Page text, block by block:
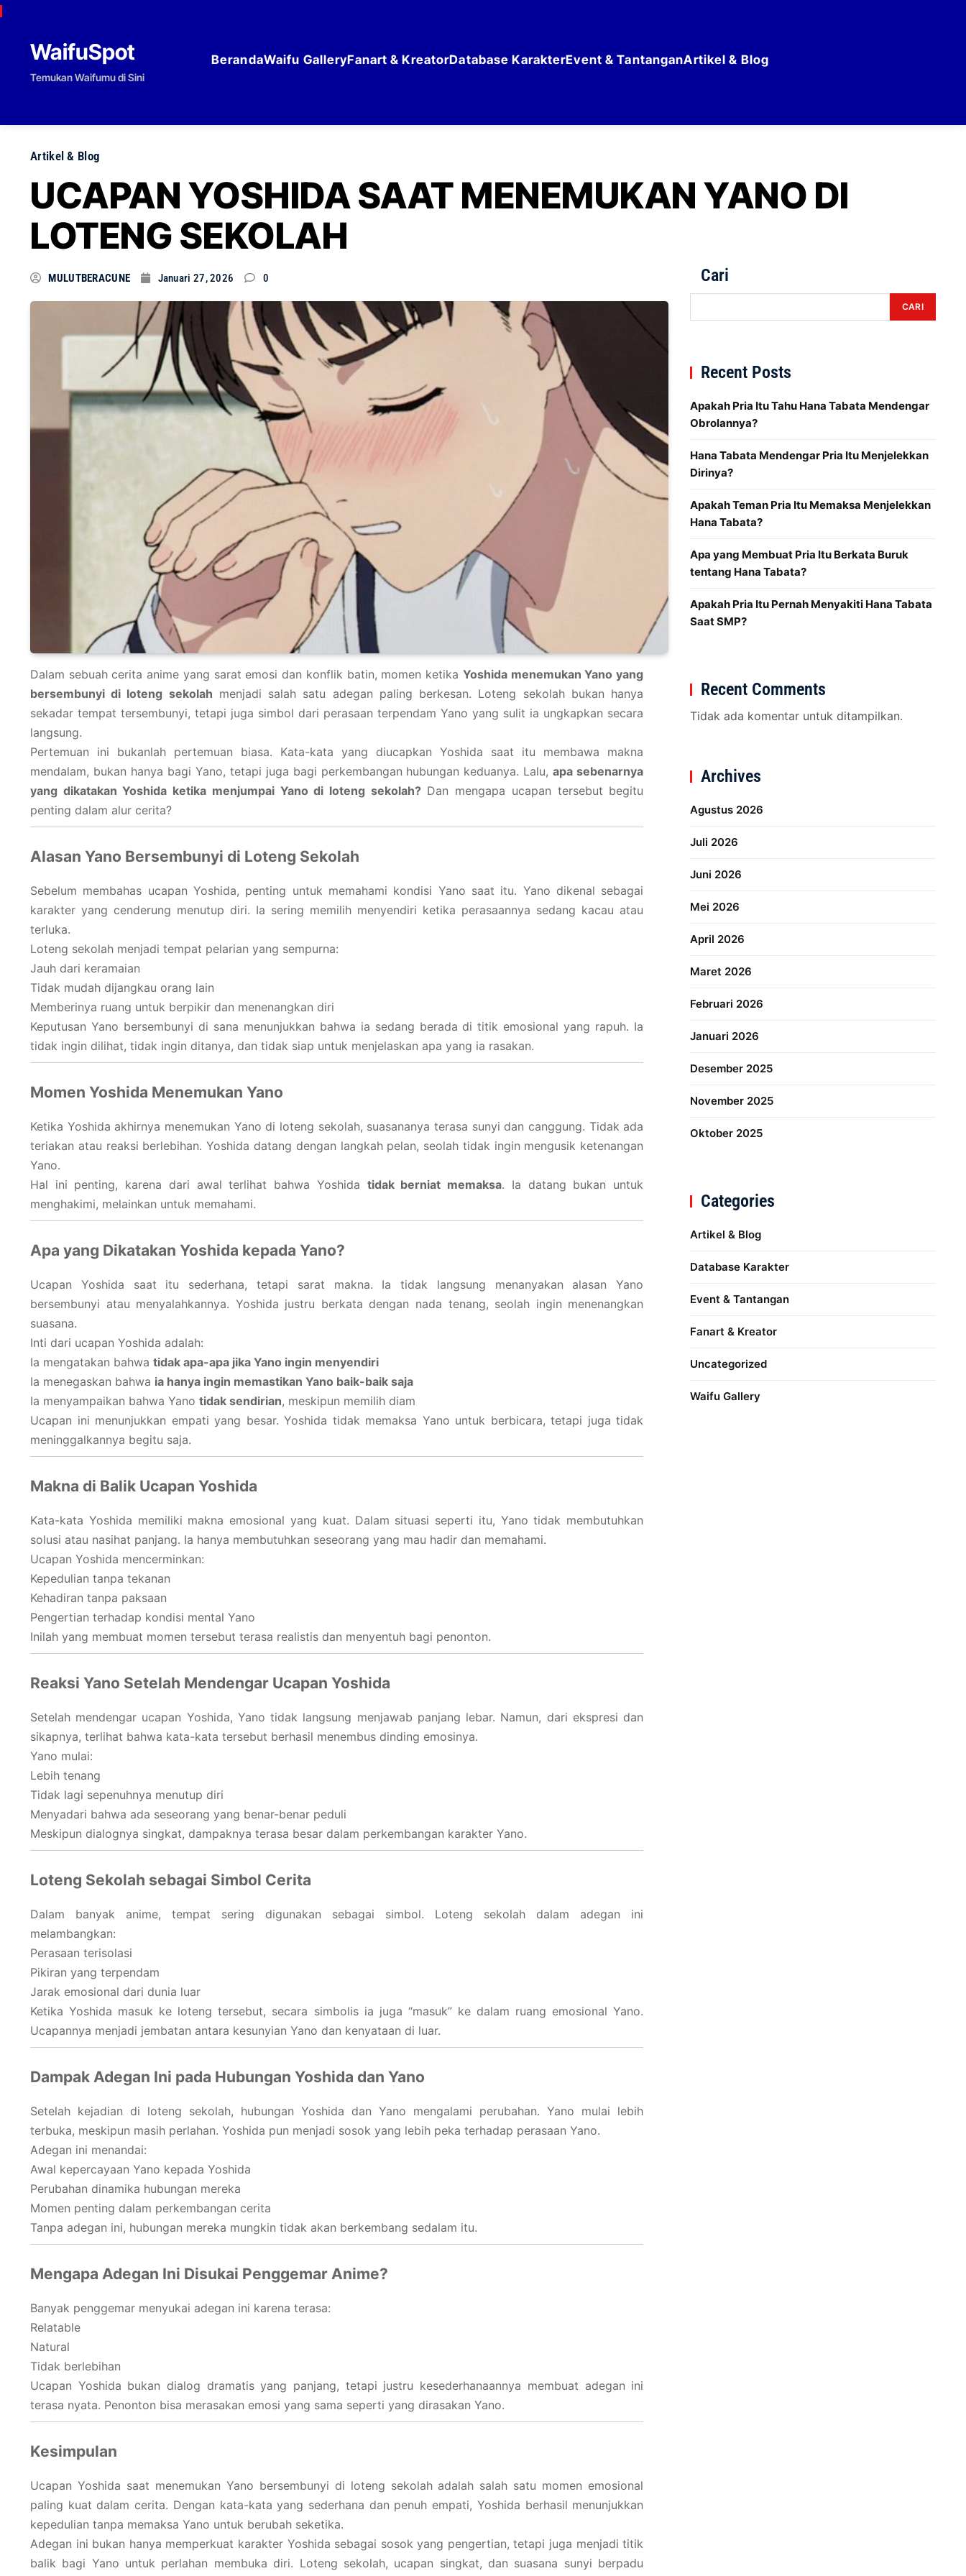
Skip to content
WaifuSpot
Temukan Waifumu di Sini
BerandaWaifu GalleryFanart & KreatorDatabase KarakterEvent & TantanganArtikel & Blog
Artikel & Blog
UCAPAN YOSHIDA SAAT MENEMUKAN YANO DI
LOTENG SEKOLAH
MULUTBERACUNE Januari 27, 2026 0
Dalam sebuah cerita anime yang sarat emosi dan konflik batin, momen ketika Yoshida menemukan Yano yang
bersembunyi di loteng sekolah menjadi salah satu adegan paling berkesan. Loteng sekolah bukan hanya
sekadar tempat tersembunyi, tetapi juga simbol dari perasaan terpendam Yano yang sulit ia ungkapkan secara
langsung.
Pertemuan ini bukanlah pertemuan biasa. Kata-kata yang diucapkan Yoshida saat itu membawa makna
mendalam, bukan hanya bagi Yano, tetapi juga bagi perkembangan hubungan keduanya. Lalu,apa sebenarnya
yang dikatakan Yoshida ketika menjumpai Yano di loteng sekolah?Dan mengapa ucapan tersebut begitu
penting dalam alur cerita?
Alasan Yano Bersembunyi di Loteng Sekolah
Sebelum membahas ucapan Yoshida, penting untuk memahami kondisi Yano saat itu. Yano dikenal sebagai
karakter yang cenderung menutup diri. Ia sering memilih menyendiri ketika perasaannya sedang kacau atau
terluka.
Loteng sekolah menjadi tempat pelarian yang sempurna:
Jauh dari keramaian
Tidak mudah dijangkau orang lain
Memberinya ruang untuk berpikir dan menenangkan diri
Keputusan Yano bersembunyi di sana menunjukkan bahwa ia sedang berada di titik emosional yang rapuh. Ia
tidak ingin dilihat, tidak ingin ditanya, dan tidak siap untuk menjelaskan apa yang ia rasakan.
Momen Yoshida Menemukan Yano
Ketika Yoshida akhirnya menemukan Yano di loteng sekolah, suasananya terasa sunyi dan canggung. Tidak ada
teriakan atau reaksi berlebihan. Yoshida datang dengan langkah pelan, seolah tidak ingin mengusik ketenangan
Yano.
Hal ini penting, karena dari awal terlihat bahwa Yoshida tidak berniat memaksa. Ia datang bukan untuk
menghakimi, melainkan untuk memahami.
Apa yang Dikatakan Yoshida kepada Yano?
Ucapan Yoshida saat itu sederhana, tetapi sarat makna. Ia tidak langsung menanyakan alasan Yano
bersembunyi atau menyalahkannya. Yoshida justru berkata dengan nada tenang, seolah ingin menenangkan
suasana.
Inti dari ucapan Yoshida adalah:
Ia mengatakan bahwa tidak apa-apa jika Yano ingin menyendiri
Ia menegaskan bahwa ia hanya ingin memastikan Yano baik-baik saja
Ia menyampaikan bahwa Yano tidak sendirian, meskipun memilih diam
Ucapan ini menunjukkan empati yang besar. Yoshida tidak memaksa Yano untuk berbicara, tetapi juga tidak
meninggalkannya begitu saja.
Makna di Balik Ucapan Yoshida
Kata-kata Yoshida memiliki makna emosional yang kuat. Dalam situasi seperti itu, Yano tidak membutuhkan
solusi atau nasihat panjang. Ia hanya membutuhkan seseorang yang mau hadir dan memahami.
Ucapan Yoshida mencerminkan:
Kepedulian tanpa tekanan
Kehadiran tanpa paksaan
Pengertian terhadap kondisi mental Yano
Inilah yang membuat momen tersebut terasa realistis dan menyentuh bagi penonton.
Reaksi Yano Setelah Mendengar Ucapan Yoshida
Setelah mendengar ucapan Yoshida, Yano tidak langsung menjawab panjang lebar. Namun, dari ekspresi dan
sikapnya, terlihat bahwa kata-kata tersebut berhasil menembus dinding emosinya.
Yano mulai:
Lebih tenang
Tidak lagi sepenuhnya menutup diri
Menyadari bahwa ada seseorang yang benar-benar peduli
Meskipun dialognya singkat, dampaknya terasa besar dalam perkembangan karakter Yano.
Loteng Sekolah sebagai Simbol Cerita
Dalam banyak anime, tempat sering digunakan sebagai simbol. Loteng sekolah dalam adegan ini
melambangkan:
Perasaan terisolasi
Pikiran yang terpendam
Jarak emosional dari dunia luar
Ketika Yoshida masuk ke loteng tersebut, secara simbolis ia juga “masuk” ke dalam ruang emosional Yano.
Ucapannya menjadi jembatan antara kesunyian Yano dan kenyataan di luar.
Dampak Adegan Ini pada Hubungan Yoshida dan Yano
Setelah kejadian di loteng sekolah, hubungan Yoshida dan Yano mengalami perubahan. Yano mulai lebih
terbuka, meskipun masih perlahan. Yoshida pun menjadi sosok yang lebih peka terhadap perasaan Yano.
Adegan ini menandai:
Awal kepercayaan Yano kepada Yoshida
Perubahan dinamika hubungan mereka
Momen penting dalam perkembangan cerita
Tanpa adegan ini, hubungan mereka mungkin tidak akan berkembang sedalam itu.
Mengapa Adegan Ini Disukai Penggemar Anime?
Banyak penggemar menyukai adegan ini karena terasa:
Relatable
Natural
Tidak berlebihan
Ucapan Yoshida bukan dialog dramatis yang panjang, tetapi justru kesederhanaannya membuat adegan ini
terasa nyata. Penonton bisa merasakan emosi yang sama seperti yang dirasakan Yano.
Kesimpulan
Ucapan Yoshida saat menemukan Yano bersembunyi di loteng sekolah adalah salah satu momen emosional
paling kuat dalam cerita. Dengan kata-kata yang sederhana dan penuh empati, Yoshida berhasil menunjukkan
kepedulian tanpa memaksa Yano untuk berubah seketika.
Adegan ini bukan hanya memperkuat karakter Yoshida sebagai sosok yang pengertian, tetapi juga menjadi titik
balik bagi Yano untuk perlahan membuka diri. Loteng sekolah, ucapan singkat, dan suasana sunyi berpadu
Cari
CARI
Recent Posts
Apakah Pria Itu Tahu Hana Tabata Mendengar
Obrolannya?
Hana Tabata Mendengar Pria Itu Menjelekkan
Dirinya?
Apakah Teman Pria Itu Memaksa Menjelekkan
Hana Tabata?
Apa yang Membuat Pria Itu Berkata Buruk
tentang Hana Tabata?
Apakah Pria Itu Pernah Menyakiti Hana Tabata
Saat SMP?
Recent Comments
Tidak ada komentar untuk ditampilkan.
Archives
Agustus 2026
Juli 2026
Juni 2026
Mei 2026
April 2026
Maret 2026
Februari 2026
Januari 2026
Desember 2025
November 2025
Oktober 2025
Categories
Artikel & Blog
Database Karakter
Event & Tantangan
Fanart & Kreator
Uncategorized
Waifu Gallery